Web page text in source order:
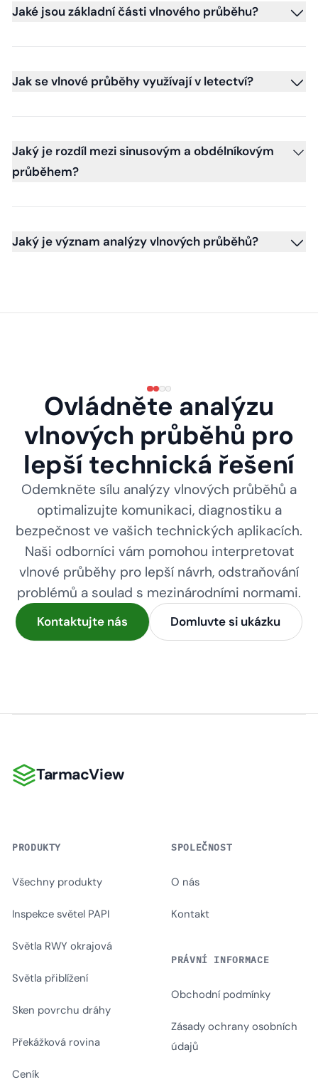
Jaké jsou základní části vlnového průběhu?
Jak se vlnové průběhy využívají v letectví?
Jaký je rozdíl mezi sinusovým a obdélníkovým
průběhem?
Jaký je význam analýzy vlnových průběhů?
Ovládněte analýzu
vlnových průběhů pro
lepší technická řešení
Odemkněte sílu analýzy vlnových průběhů a
optimalizujte komunikaci, diagnostiku a
bezpečnost ve vašich technických aplikacích.
Naši odborníci vám pomohou interpretovat
vlnové průběhy pro lepší návrh, odstraňování
problémů a soulad s mezinárodními normami.
Kontaktujte nás Domluvte si ukázku
TarmacView
TarmacView
PRODUKTY
Všechny produkty
Inspekce světel PAPI
Světla RWY okrajová
Světla přiblížení
Sken povrchu dráhy
Překážková rovina
Ceník
SPOLEČNOST
O nás
Kontakt
PRÁVNÍ INFORMACE
Obchodní podmínky
Zásady ochrany osobních
údajů